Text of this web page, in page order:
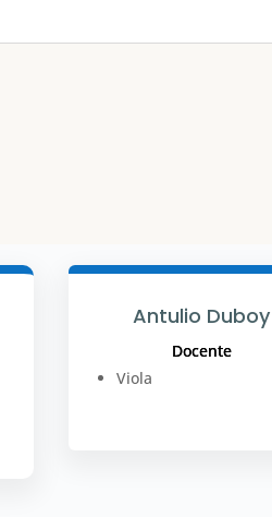
Antulio Duboy
Docente
Viola